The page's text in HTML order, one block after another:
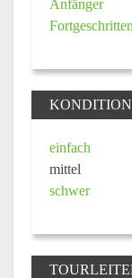
Anfänger
KONDITION
einfach
mittel
schwer